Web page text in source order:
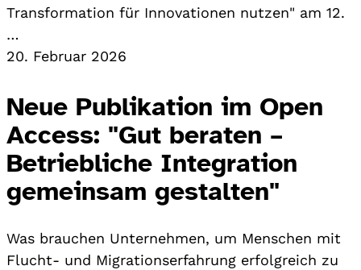
Transformation für Innovationen nutzen" am 12.
…
20. Februar 2026
Neue Publikation im Open
Access: "Gut beraten –
Betriebliche Integration
gemeinsam gestalten"
Was brauchen Unternehmen, um Menschen mit
Flucht- und Migrationserfahrung erfolgreich zu